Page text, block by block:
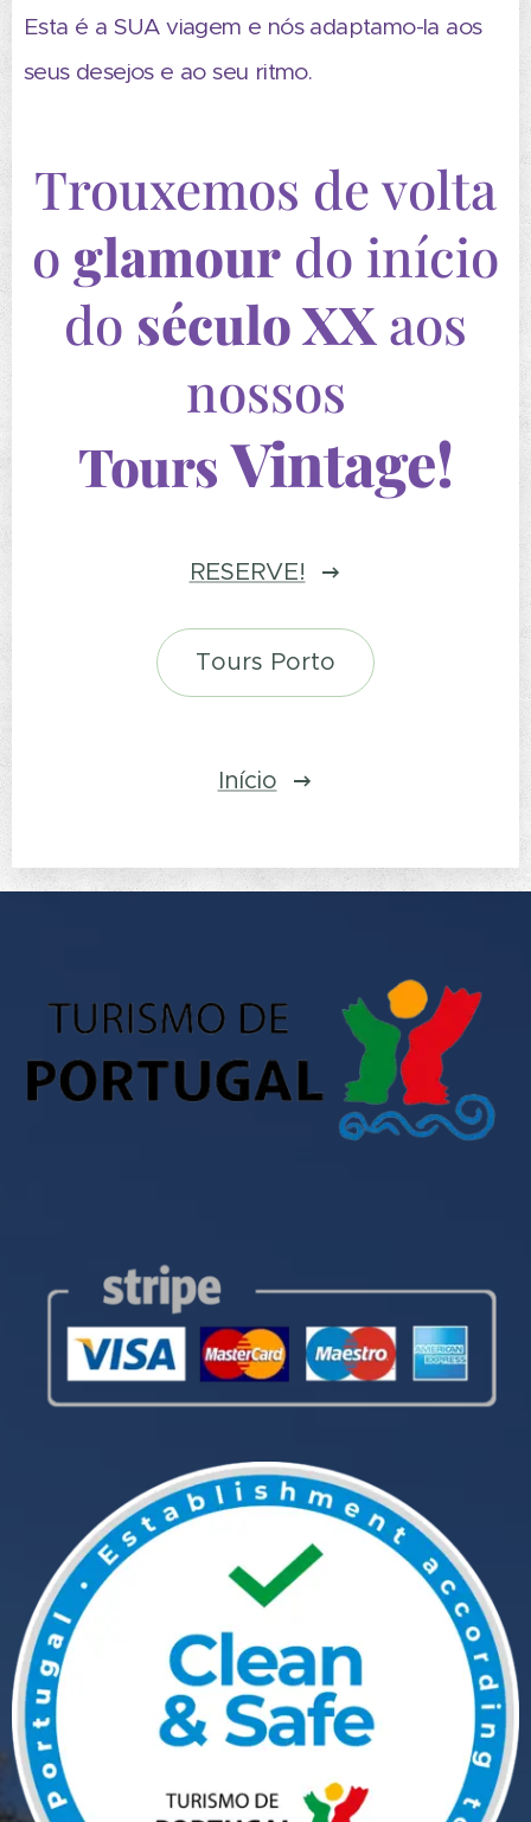
Esta é a SUA viagem e nós adaptamo-la aos
seus desejos e ao seu ritmo.
Trouxemos de volta
o glamour do início
do século XX aos
nossos
ToursVintage!
RESERVE!
Tours Porto
Início